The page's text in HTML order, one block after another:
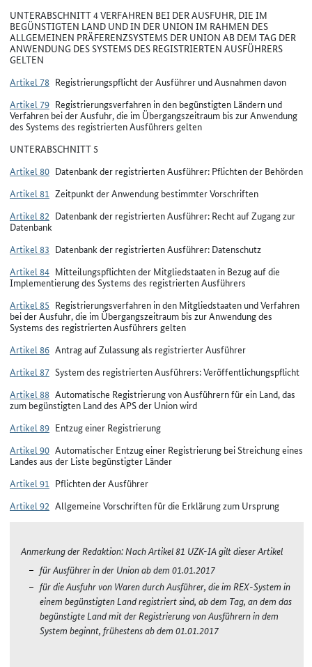
UNTERABSCHNITT 4 VERFAHREN BEI DER AUSFUHR, DIE IM
BEGÜNSTIGTEN LAND UND IN DER UNION IM RAHMEN DES
ALLGEMEINEN PRÄFERENZSYSTEMS DER UNION AB DEM TAG DER
ANWENDUNG DES SYSTEMS DES REGISTRIERTEN AUSFÜHRERS
GELTEN
Artikel 78 Registrierungspflicht der Ausführer und Ausnahmen davon
Artikel 79 Registrierungsverfahren in den begünstigten Ländern und
Verfahren bei der Ausfuhr, die im Übergangszeitraum bis zur Anwendung
des Systems des registrierten Ausführers gelten
UNTERABSCHNITT 5
Artikel 80 Datenbank der registrierten Ausführer: Pflichten der Behörden
Artikel 81 Zeitpunkt der Anwendung bestimmter Vorschriften
Artikel 82 Datenbank der registrierten Ausführer: Recht auf Zugang zur
Datenbank
Artikel 83 Datenbank der registrierten Ausführer: Datenschutz
Artikel 84 Mitteilungspflichten der Mitgliedstaaten in Bezug auf die
Implementierung des Systems des registrierten Ausführers
Artikel 85 Registrierungsverfahren in den Mitgliedstaaten und Verfahren
bei der Ausfuhr, die im Übergangszeitraum bis zur Anwendung des
Systems des registrierten Ausführers gelten
Artikel 86 Antrag auf Zulassung als registrierter Ausführer
Artikel 87 System des registrierten Ausführers: Veröffentlichungspflicht
Artikel 88 Automatische Registrierung von Ausführern für ein Land, das
zum begünstigten Land des APS der Union wird
Artikel 89 Entzug einer Registrierung
Artikel 90 Automatischer Entzug einer Registrierung bei Streichung eines
Landes aus der Liste begünstigter Länder
Artikel 91 Pflichten der Ausführer
Artikel 92 Allgemeine Vorschriften für die Erklärung zum Ursprung
Anmerkung der Redaktion: Nach Artikel 81 UZK-IA gilt dieser Artikel
für Ausführer in der Union ab dem 01.01.2017
für die Ausfuhr von Waren durch Ausführer, die im REX-System in
einem begünstigten Land registriert sind, ab dem Tag, an dem das
begünstigte Land mit der Registrierung von Ausführern in dem
System beginnt, frühestens ab dem 01.01.2017